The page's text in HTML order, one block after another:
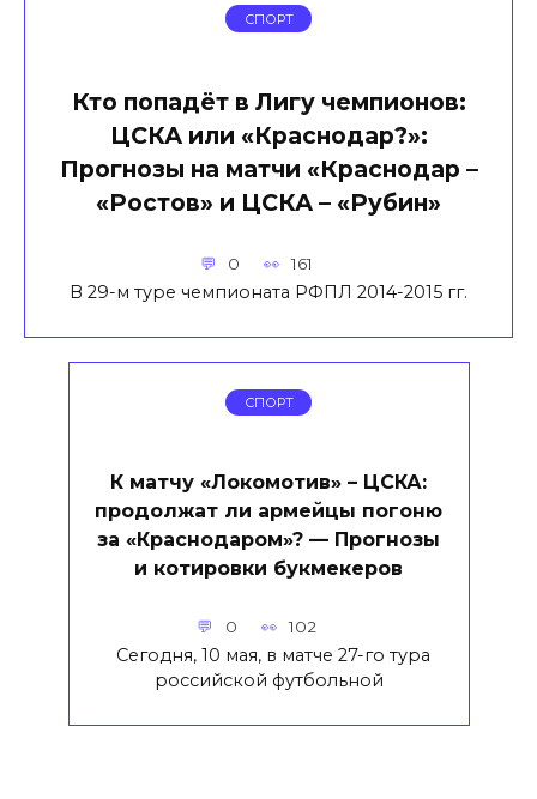
СПОРТ
Кто попадёт в Лигу чемпионов:
ЦСКА или «Краснодар?»:
Прогнозы на матчи «Краснодар –
«Ростов» и ЦСКА – «Рубин»
0 161
В 29-м туре чемпионата РФПЛ 2014-2015 гг.
СПОРТ
К матчу «Локомотив» – ЦСКА:
продолжат ли армейцы погоню
за «Краснодаром»? — Прогнозы
и котировки букмекеров
0 102
Сегодня, 10 мая, в матче 27-го тура
российской футбольной